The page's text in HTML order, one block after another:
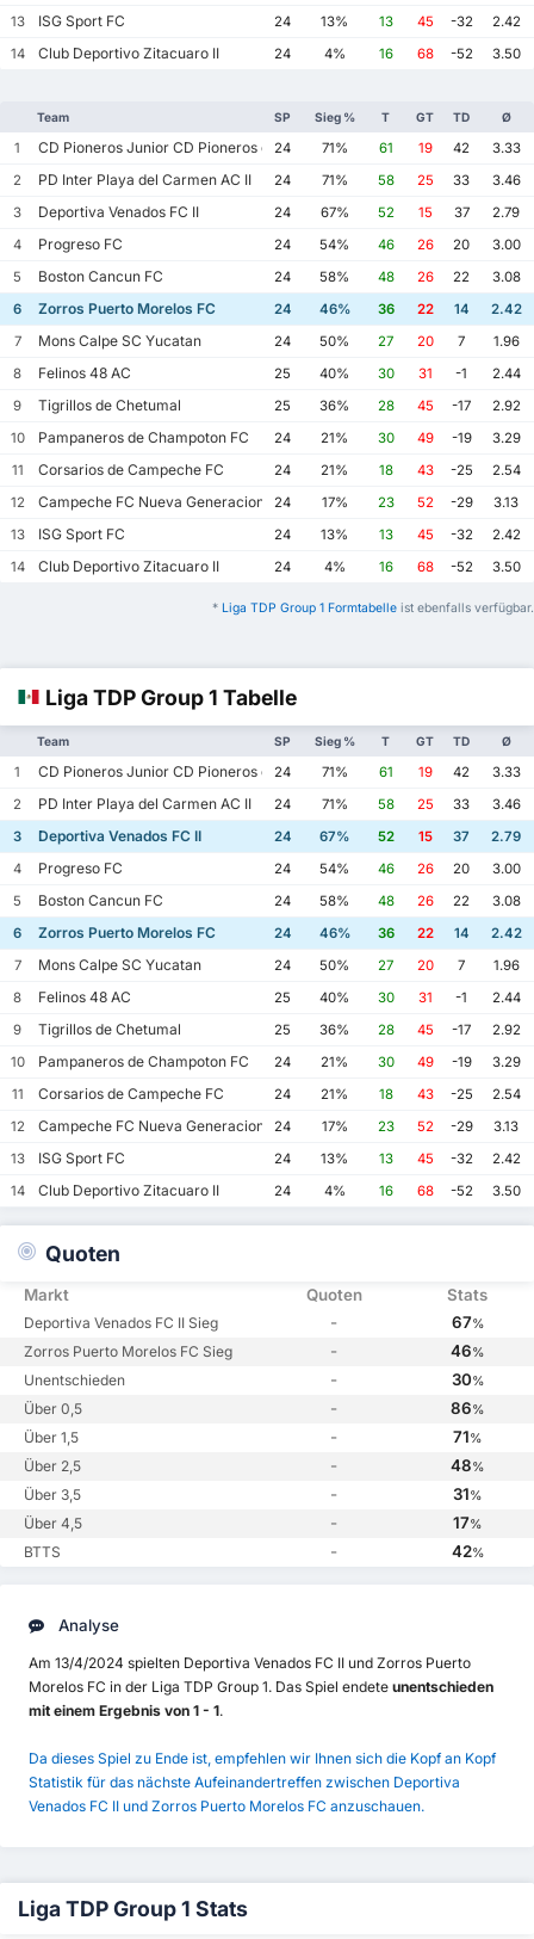
13
ISG Sport FC 24 13% 13 45 -32
2.42
14
Club Deportivo Zitacuaro II 24 4% 16 68 -52 3.50
Team SP Sieg % T GT TD Ø
1 CD Pioneros Junior CD Pioneros de Cancun II
24 71% 61 19 42
3.33
2
PD Inter Playa del Carmen AC II 24 71% 58 25 33
3.46
3
Deportiva Venados FC II 24 67% 52 15 37
2.79
4
Progreso FC 24 54% 46 26 20
3.00
5
Boston Cancun FC 24 58% 48 26 22
3.08
6
Zorros Puerto Morelos FC 24 46% 36 22 14
2.42
7
Mons Calpe SC Yucatan 24 50% 27 20 7
1.96
8
Felinos 48 AC 25 40% 30 31 -1
2.44
9
Tigrillos de Chetumal 25 36% 28 45 -17
2.92
10
Pampaneros de Champoton FC 24 21% 30 49 -19
3.29
11
Corsarios de Campeche FC 24 21% 18 43 -25
2.54
12
Campeche FC Nueva Generacion 24 17% 23 52 -29
3.13
13
ISG Sport FC 24 13% 13 45 -32
2.42
14
Club Deportivo Zitacuaro II 24 4% 16 68 -52 3.50
* Liga TDP Group 1 Formtabelle ist ebenfalls verfügbar.
Liga TDP Group 1 Tabelle
Team SP Sieg % T GT TD Ø
1 CD Pioneros Junior CD Pioneros de Cancun II
24 71% 61 19 42
3.33
2
PD Inter Playa del Carmen AC II 24 71% 58 25 33
3.46
3
Deportiva Venados FC II 24 67% 52 15 37
2.79
4
Progreso FC 24 54% 46 26 20
3.00
5
Boston Cancun FC 24 58% 48 26 22
3.08
6
Zorros Puerto Morelos FC 24 46% 36 22 14
2.42
7
Mons Calpe SC Yucatan 24 50% 27 20 7
1.96
8
Felinos 48 AC 25 40% 30 31 -1
2.44
9
Tigrillos de Chetumal 25 36% 28 45 -17
2.92
10
Pampaneros de Champoton FC 24 21% 30 49 -19
3.29
11
Corsarios de Campeche FC 24 21% 18 43 -25
2.54
12
Campeche FC Nueva Generacion 24 17% 23 52 -29
3.13
13
ISG Sport FC 24 13% 13 45 -32
2.42
14
Club Deportivo Zitacuaro II 24 4% 16 68 -52 3.50
Quoten
Markt Quoten Stats
Deportiva Venados FC II Sieg - 67%
Zorros Puerto Morelos FC Sieg - 46%
Unentschieden - 30%
Über 0,5 - 86%
Über 1,5 - 71%
Über 2,5 - 48%
Über 3,5 - 31%
Über 4,5 - 17%
BTTS - 42%
Analyse
Am 13/4/2024 spielten Deportiva Venados FC II und Zorros Puerto
Morelos FC in der Liga TDP Group 1. Das Spiel endete unentschieden
mit einem Ergebnis von 1 - 1.
Da dieses Spiel zu Ende ist, empfehlen wir Ihnen sich die Kopf an Kopf
Statistik für das nächste Aufeinandertreffen zwischen Deportiva
Venados FC II und Zorros Puerto Morelos FC anzuschauen.
Liga TDP Group 1 Stats